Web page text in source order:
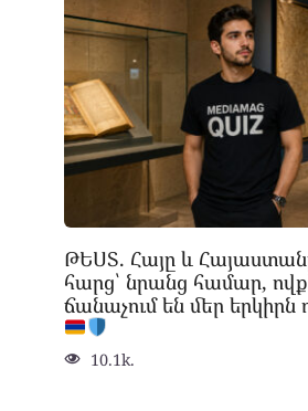
ԹԵՍՏ. Հայը և
հարց՝ նրանց համար,
ճանաչում են մեր երկիրն
10.1k.